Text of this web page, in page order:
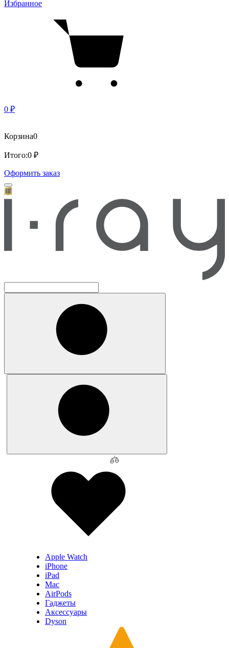
Избранное
0 ₽
Корзина0
Итого:0 ₽
Оформить заказ
Apple Watch
iPhone
iPad
Mac
AirPods
Гаджеты
Аксессуары
Dyson